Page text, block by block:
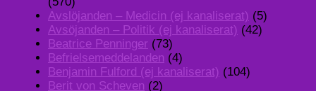
Avslöjanden – Medicin (ej kanaliserat) (5)
Avsöjanden – Politik (ej kanaliserat) (42)
Beatrice Penninger (73)
Befrielsemeddelanden (4)
Benjamin Fulford (ej kanaliserat) (104)
Berit von Scheven (2)